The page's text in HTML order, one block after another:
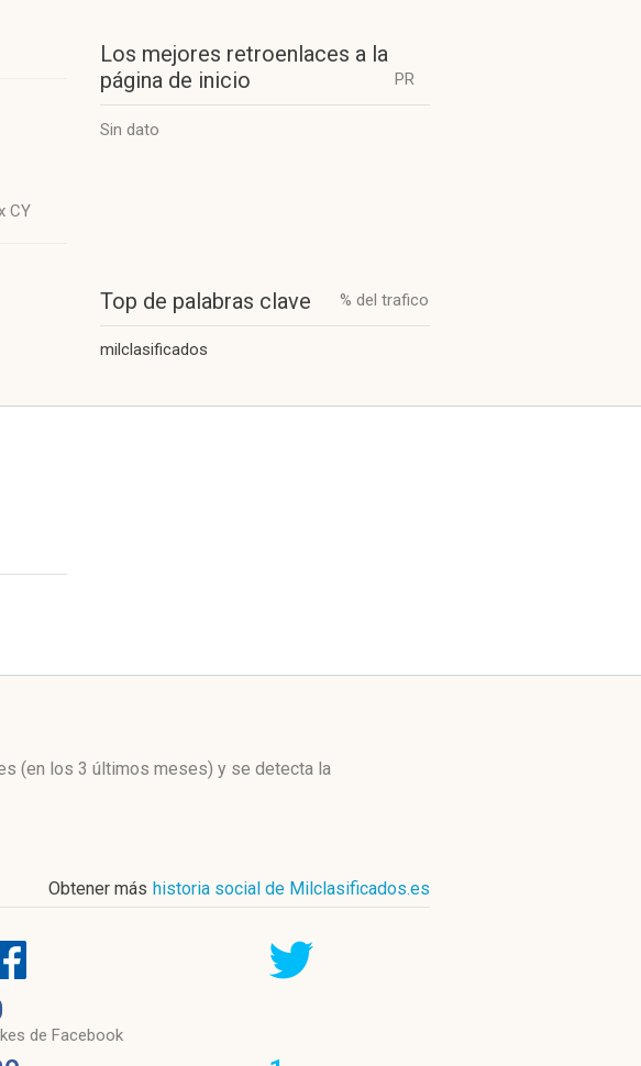
CY
Los mejores retroenlaces a la
página de inicio
PR
Sin dato
Top de palabras clave % del trafico
milclasificados
(en los 3 últimos meses) y se detecta la
Obtener más historia social de Milclasificados.es
de Facebook